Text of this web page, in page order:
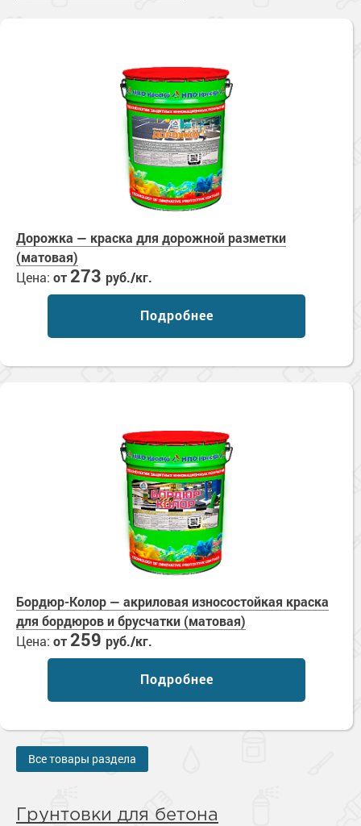
Дорожка — краска для дорожной разметки
(матовая)
Цена: от273 руб./кг.
Подробнее
Бордюр-Колор — акриловая износостойкая краска
для бордюров и брусчатки (матовая)
Цена: от259 руб./кг.
Подробнее
Все товары раздела
Грунтовки для бетона